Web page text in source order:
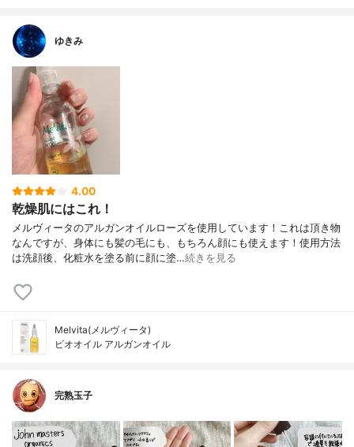
ゆきみ
4.00
乾燥肌にはこれ！
メルヴィータのアルガンオイルローズを使用しています！これは頂き物
なんですが、身体にも髪の毛にも、もちろん顔にも使えます！使用方法
は洗顔後、化粧水を塗る前に顔に塗…続きを見る
Melvita(メルヴィータ)
ビオオイル アルガンオイル
完熟玉子